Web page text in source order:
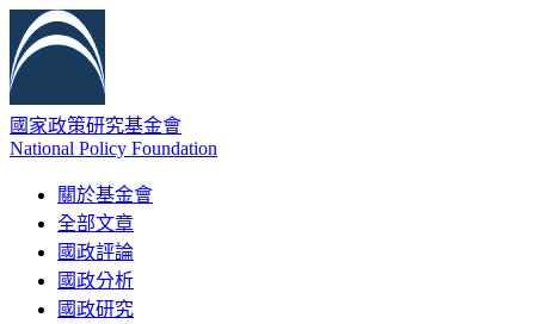
國家政策研究基金會
National Policy Foundation
關於基金會
全部文章
國政評論
國政分析
國政研究